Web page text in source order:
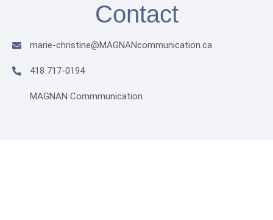
Contact
marie-christine@MAGNANcommunication.ca​
418 717-0194
MAGNAN Commmunication